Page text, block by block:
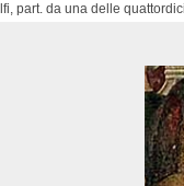
part. da una delle